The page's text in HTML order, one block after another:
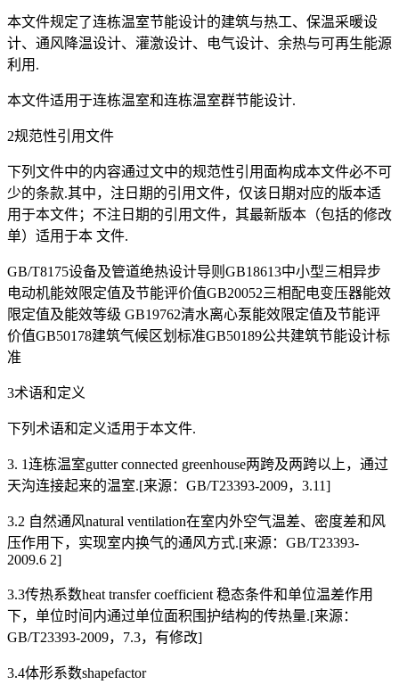
本文件规定了连栋温室节能设计的建筑与热工、保温采暖设
计、通风降温设计、灌激设计、电气设计、余热与可再生能源
利用.
本文件适用于连栋温室和连栋温室群节能设计.
2规范性引用文件
下列文件中的内容通过文中的规范性引用面构成本文件必不可
少的条款.其中，注日期的引用文件，仅该日期对应的版本适
用于本文件；不注日期的引用文件，其最新版本（包括的修改
单）适用于本 文件.
GB/T8175设备及管道绝热设计导则GB18613中小型三相异步
电动机能效限定值及节能评价值GB20052三相配电变压器能效
限定值及能效等级 GB19762清水离心泵能效限定值及节能评
价值GB50178建筑气候区划标准GB50189公共建筑节能设计标
准
3术语和定义
下列术语和定义适用于本文件.
3. 1连栋温室gutter connected greenhouse两跨及两跨以上，通过
天沟连接起来的温室.[来源：GB/T23393-2009，3.11]
3.2 自然通风natural ventilation在室内外空气温差、密度差和风
压作用下，实现室内换气的通风方式.[来源：GB/T23393-
2009.6 2]
3.3传热系数heat transfer coefficient 稳态条件和单位温差作用
下，单位时间内通过单位面积围护结构的传热量.[来源：
GB/T23393-2009，7.3，有修改]
3.4体形系数shapefactor